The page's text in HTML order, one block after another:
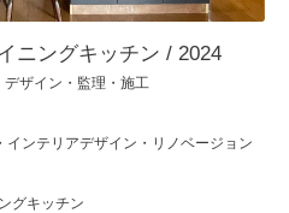
ニングキッチン / 2024
ザイン・監理・施工
ンテリアデザイン・リノベージョン
グキッチン